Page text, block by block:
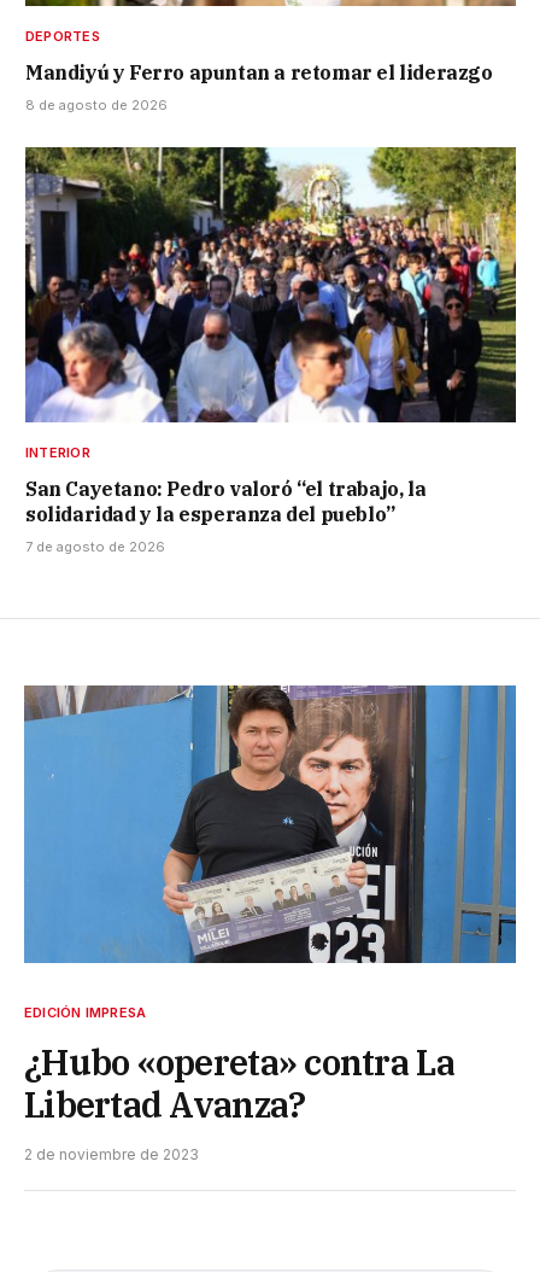
DEPORTES
Mandiyú y Ferro apuntan a retomar el liderazgo
8 de agosto de 2026
INTERIOR
San Cayetano: Pedro valoró “el trabajo, la
solidaridad y la esperanza del pueblo”
7 de agosto de 2026
EDICIÓN IMPRESA
¿Hubo «opereta» contra La
Libertad Avanza?
2 de noviembre de 2023